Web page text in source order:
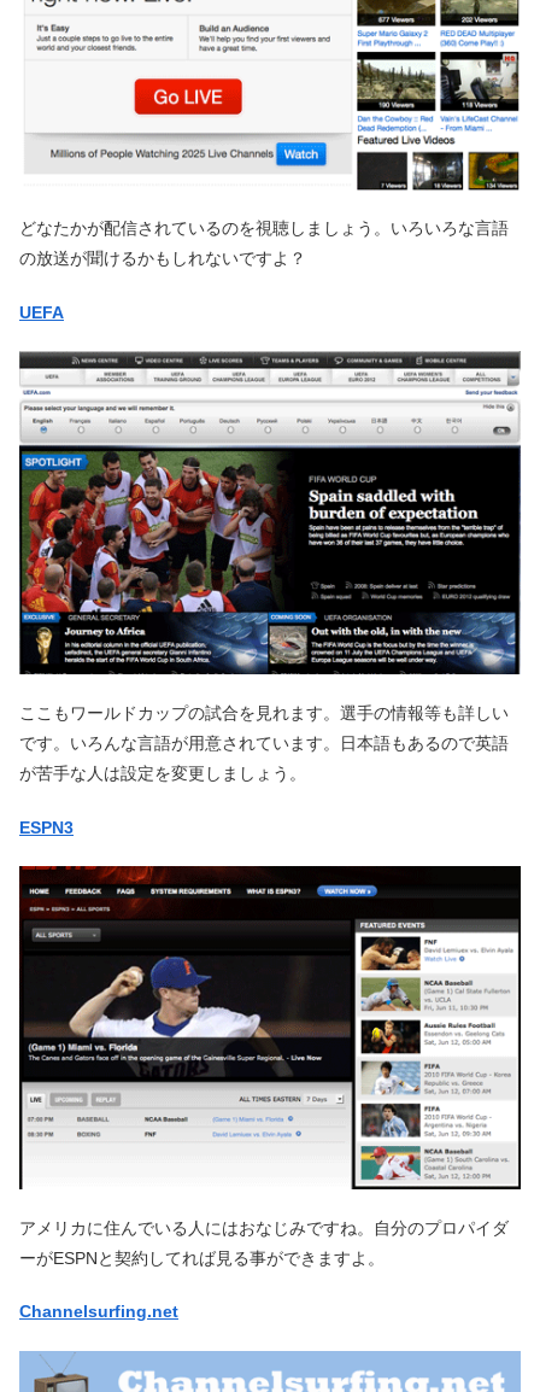
どなたかが配信されているのを視聴しましょう。いろいろな言語
の放送が聞けるかもしれないですよ？
UEFA
ここもワールドカップの試合を見れます。選手の情報等も詳しい
です。いろんな言語が用意されています。日本語もあるので英語
が苦手な人は設定を変更しましょう。
ESPN3
アメリカに住んでいる人にはおなじみですね。自分のプロパイダ
ーがESPNと契約してれば見る事ができますよ。
Channelsurfing.net